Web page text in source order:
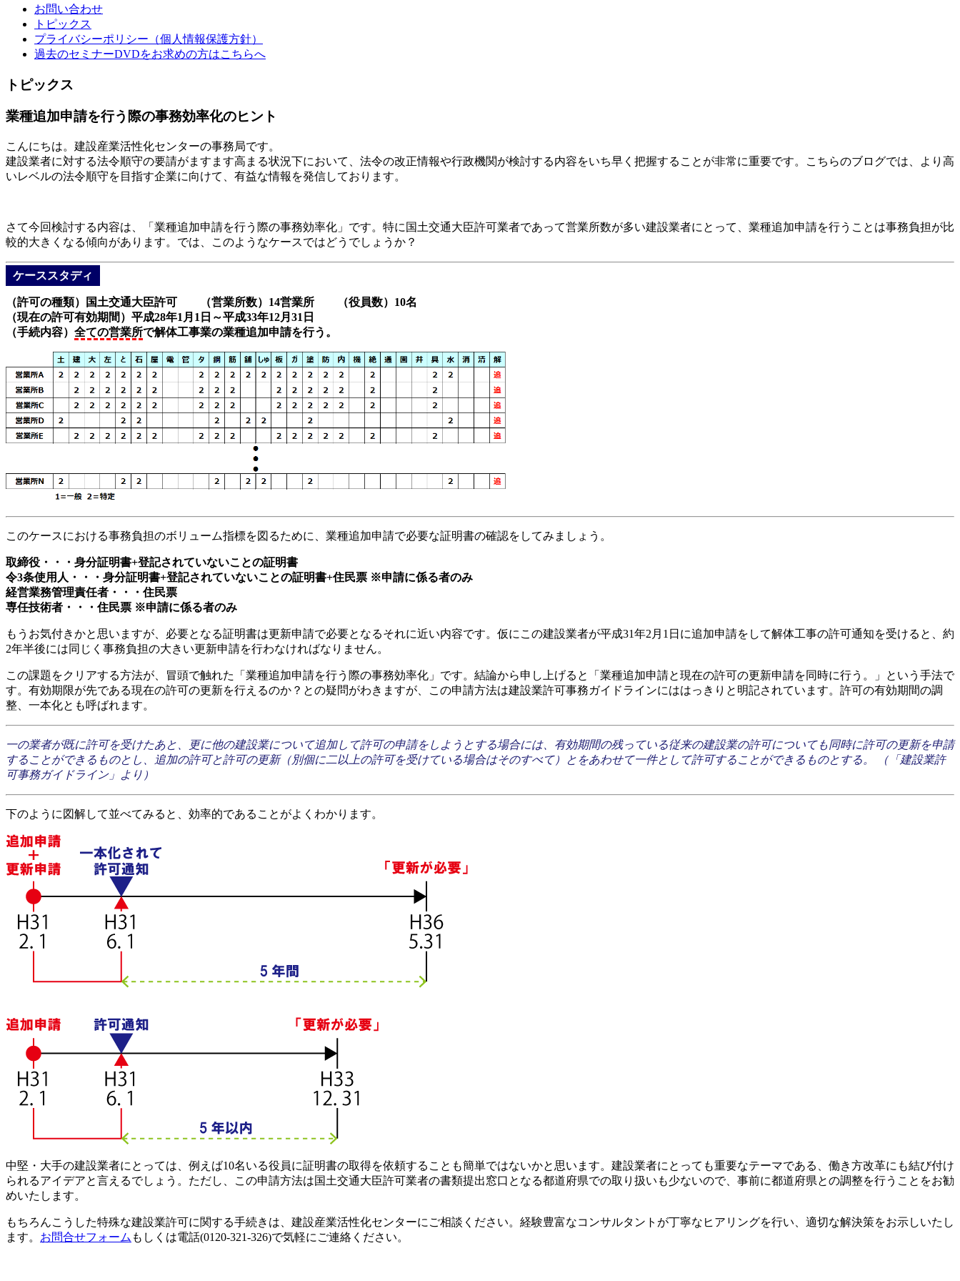
お問い合わせ
トピックス
プライバシーポリシー（個人情報保護方針）
過去のセミナーDVDをお求めの方はこちらへ
トピックス
業種追加申請を行う際の事務効率化のヒント
こんにちは。建設産業活性化センターの事務局です。
建設業者に対する法令順守の要請がますます高まる状況下において、法令の改正情報や行政機関が検討する内容をいち早く把握することが非常に重要です。こちらのブログでは、より高
いレベルの法令順守を目指す企業に向けて、有益な情報を発信しております。
さて今回検討する内容は、「業種追加申請を行う際の事務効率化」です。特に国土交通大臣許可業者であって営業所数が多い建設業者にとって、業種追加申請を行うことは事務負担が比
較的大きくなる傾向があります。では、このようなケースではどうでしょうか？
ケーススタディ
（許可の種類）国土交通大臣許可 （営業所数）14営業所 （役員数）10名
（現在の許可有効期間）平成28年1月1日～平成33年12月31日
（手続内容） 全ての営業所で解体工事業の業種追加申請を行う。
このケースにおける事務負担のボリューム指標を図るために、業種追加申請で必要な証明書の確認をしてみましょう。
取締役・・・身分証明書+登記されていないことの証明書
令3条使用人・・・身分証明書+登記されていないことの証明書+住民票 ※申請に係る者のみ
経営業務管理責任者・・・住民票
専任技術者・・・住民票 ※申請に係る者のみ
もうお気付きかと思いますが、必要となる証明書は更新申請で必要となるそれに近い内容です。仮にこの建設業者が平成31年2月1日に追加申請をして解体工事の許可通知を受けると、約
2年半後には同じく事務負担の大きい更新申請を行わなければなりません。
この課題をクリアする方法が、冒頭で触れた「業種追加申請を行う際の事務効率化」です。結論から申し上げると「業種追加申請と現在の許可の更新申請を同時に行う。」という手法で
す。有効期限が先である現在の許可の更新を行えるのか？との疑問がわきますが、この申請方法は建設業許可事務ガイドラインにははっきりと明記されています。許可の有効期間の調
整、一本化とも呼ばれます。
一の業者が既に許可を受けたあと、更に他の建設業について追加して許可の申請をしようとする場合には、有効期間の残っている従来の建設業の許可についても同時に許可の更新を申請
することができるものとし、追加の許可と許可の更新（別個に二以上の許可を受けている場合はそのすべて）とをあわせて一件として許可することができるものとする。 （「建設業許
可事務ガイドライン」より）
下のように図解して並べてみると、効率的であることがよくわかります。
中堅・大手の建設業者にとっては、例えば10名いる役員に証明書の取得を依頼することも簡単ではないかと思います。建設業者にとっても重要なテーマである、働き方改革にも結び付け
られるアイデアと言えるでしょう。ただし、この申請方法は国土交通大臣許可業者の書類提出窓口となる都道府県での取り扱いも少ないので、事前に都道府県との調整を行うことをお勧
めいたします。
もちろんこうした特殊な建設業許可に関する手続きは、建設産業活性化センターにご相談ください。経験豊富なコンサルタントが丁寧なヒアリングを行い、適切な解決策をお示しいたし
ます。 お問合せフォーム もしくは電話(0120-321-326)で気軽にご連絡ください。